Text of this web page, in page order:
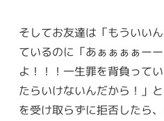
そしてお友達は「もういい
ているのに「あぁぁぁぁー
よ！！！一生罪を背負って
たらいけないんだから！」
を受け取らずに拒否したら